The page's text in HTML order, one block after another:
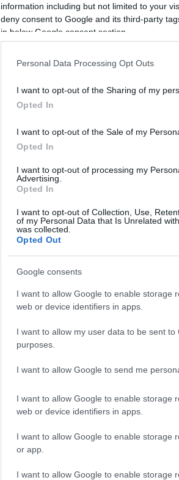
information including but not limited to your
deny consent to Google and its third-party
in below Google consent section.
Personal Data Processing Opt Outs
I want to opt-out of the Sharing of my
Opted In
I want to opt-out of the Sale of my
Opted In
I want to opt-out of processing my
Advertising.
Opted In
I want to opt-out of Collection, Use,
of my Personal Data that Is Unrelated
was collected.
Opted Out
Google consents
I want to allow Google to enable storage
web or device identifiers in apps.
I want to allow my user data to be sent
purposes.
I want to allow Google to send me
I want to allow Google to enable storage
web or device identifiers in apps.
I want to allow Google to enable storage
or app.
I want to allow Google to enable storage